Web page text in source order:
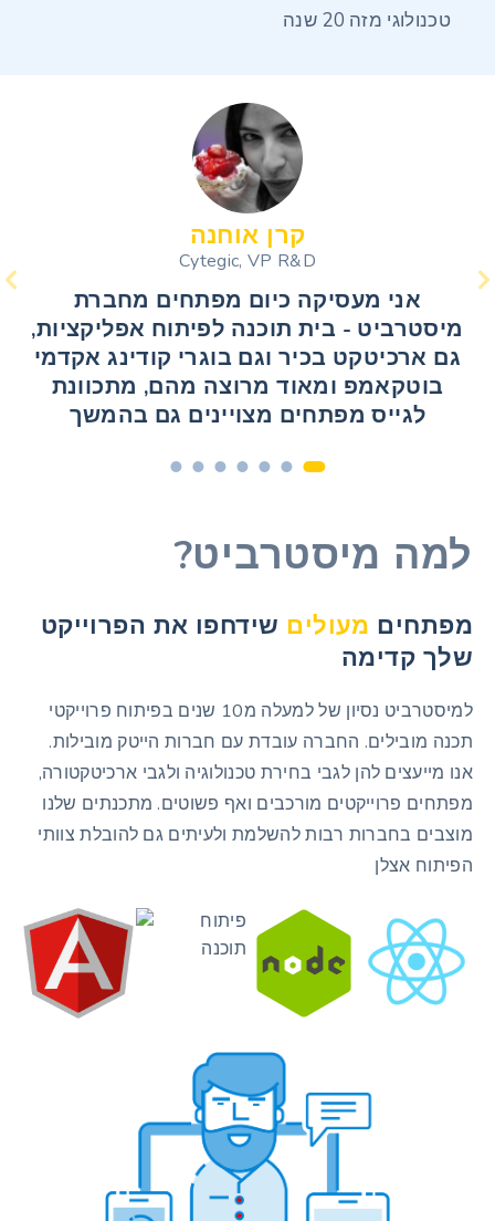
טכנולוגי מזה 20 שנה
קרן אוחנה
Cytegic, VP R&D
אני מעסיקה כיום מפתחים מחברת
מיסטרביט - בית תוכנה לפיתוח אפליקציות,
גם ארכיטקט בכיר וגם בוגרי קודינג אקדמי
בוטקאמפ ומאוד מרוצה מהם, מתכוונת
לגייס מפתחים מצויינים גם בהמשך
פרדריק אקנין
Sparkeo Founder
טל מושיוב
Taptica, CTO
אבנר ארבל
Software Group Manager, Radwin
יובל ראבוי
VP R&D, StartApp
סטיב צ'אן
GoPlanit, Founder
קרן אוחנה
Cytegic, VP R&D
פרדריק אקנין
Sparkeo Founder
?למה מיסטרביט
מפתחים מעולים שידחפו את הפרוייקט
שלך קדימה
למיסטרביט נסיון של למעלה מ10 שנים בפיתוח פרוייקטי
תכנה מובילים. החברה עובדת עם חברות הייטק מובילות.
אנו מייעצים להן לגבי בחירת טכנולוגיה ולגבי ארכיטקטורה,
מפתחים פרוייקטים מורכבים ואף פשוטים. מתכנתים שלנו
מוצבים בחברות רבות להשלמת ולעיתים גם להובלת צוותי
הפיתוח אצלן